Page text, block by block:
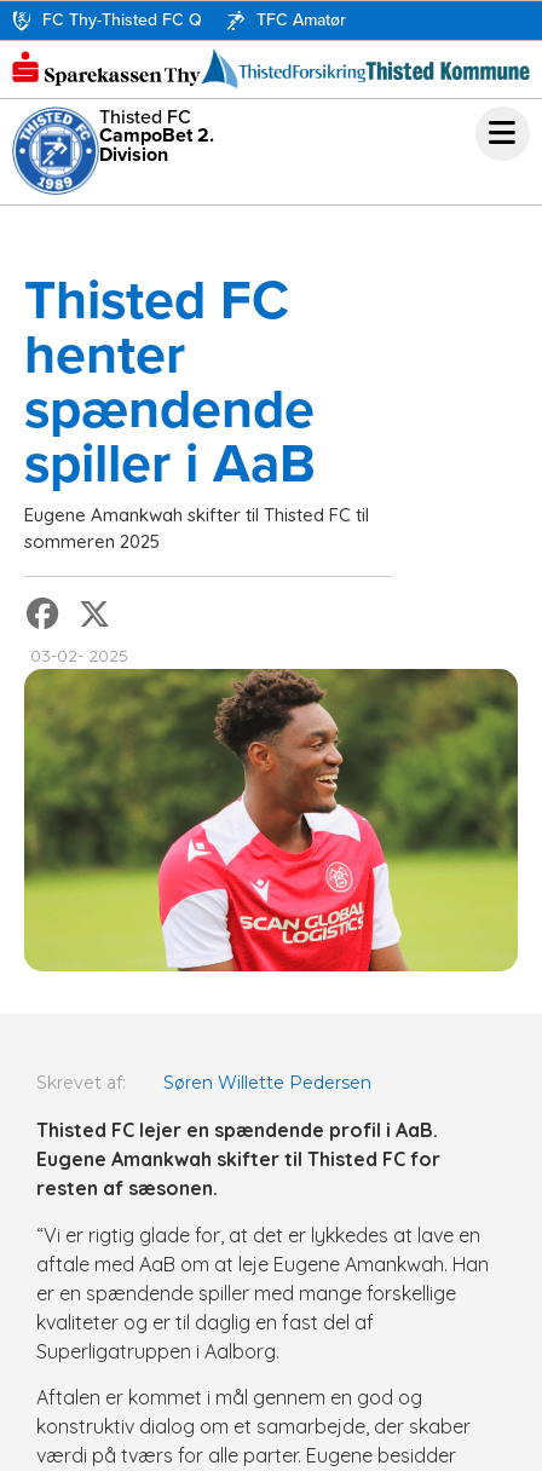
FC Thy-Thisted FC Q TFC Amatør
Thisted FC
CampoBet 2.
Division
Thisted FC
henter
spændende
spiller i AaB
Eugene Amankwah skifter til Thisted FC til
sommeren 2025
03-02- 2025
Skrevet af: Søren Willette Pedersen
Thisted FC lejer en spændende profil i AaB.
Eugene Amankwah skifter til Thisted FC for
resten af sæsonen.
“Vi er rigtig glade for, at det er lykkedes at lave en
aftale med AaB om at leje Eugene Amankwah. Han
er en spændende spiller med mange forskellige
kvaliteter og er til daglig en fast del af
Superligatruppen i Aalborg.
Aftalen er kommet i mål gennem en god og
konstruktiv dialog om et samarbejde, der skaber
værdi på tværs for alle parter. Eugene besidder